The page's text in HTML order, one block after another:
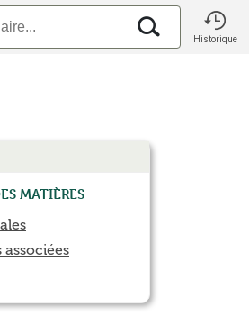
Historique
matières
associées